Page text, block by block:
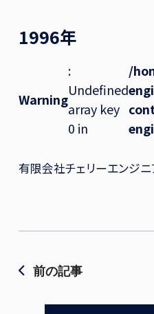
1996年
Warning
:
Undefined
array key
0 in
/
有限会社チェリーエンジニ
前の記事